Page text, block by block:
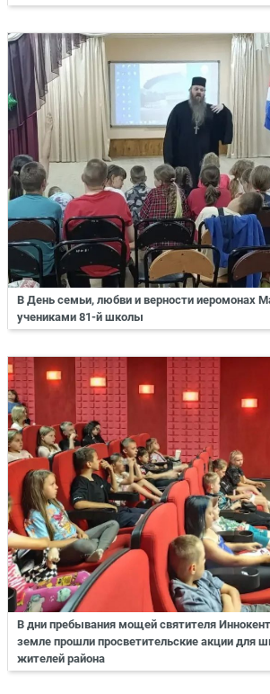
В День семьи, любви и верности иеромонах
учениками 81-й школы
В дни пребывания мощей святителя
земле прошли просветительские акции для
жителей района